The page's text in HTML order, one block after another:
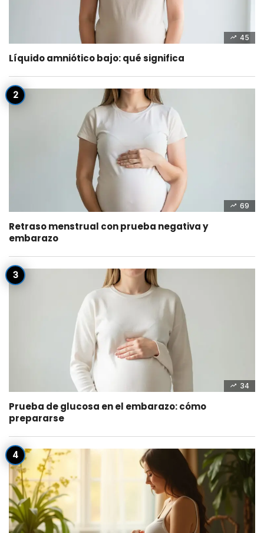
45
Líquido amniótico bajo: qué significa
69
Retraso menstrual con prueba negativa y
embarazo
34
Prueba de glucosa en el embarazo: cómo
prepararse